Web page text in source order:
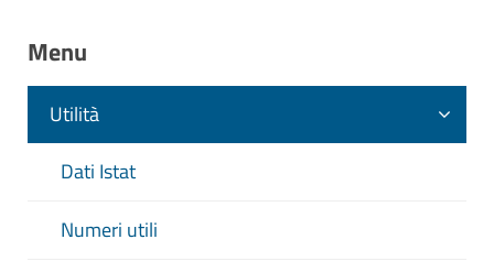
Menu
Utilità
Dati Istat
Numeri utili